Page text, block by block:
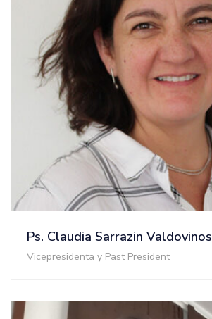
Ps. Claudia Sarrazin Valdovinos
Vicepresidenta y Past President